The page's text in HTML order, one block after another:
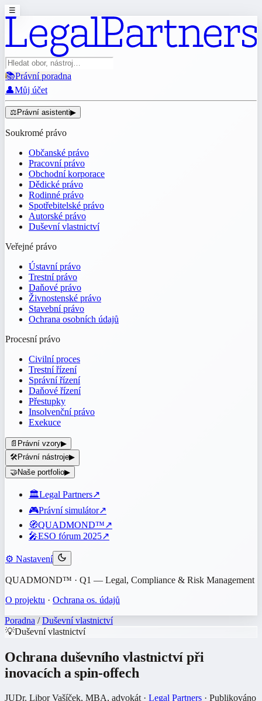
☰
📚Právní poradna
👤Můj účet
⚖️ Právní asistenti▶
Soukromé právo
Občanské právo
Pracovní právo
Obchodní korporace
Dědické právo
Rodinné právo
Spotřebitelské právo
Autorské právo
Duševní vlastnictví
Veřejné právo
Ústavní právo
Trestní právo
Daňové právo
Živnostenské právo
Stavební právo
Ochrana osobních údajů
Procesní právo
Civilní proces
Trestní řízení
Správní řízení
Daňové řízení
Přestupky
Insolvenční právo
Exekuce
📄 Právní vzory▶
🛠️Právní nástroje▶
🤝Naše portfolio▶
🏛️Legal Partners↗
🎮Právní simulátor↗
🧭QUADMOND™↗
🎤ESO fórum 2025↗
⚙️ Nastavení
QUADMOND™ · Q1 — Legal, Compliance & Risk Management
O projektu · Ochrana os. údajů
Poradna / Duševní vlastnictví
💡Duševní vlastnictví
Ochrana duševního vlastnictví při
inovacích a spin-offech
JUDr. Libor Vašíček, MBA, advokát · Legal Partners · Publikováno